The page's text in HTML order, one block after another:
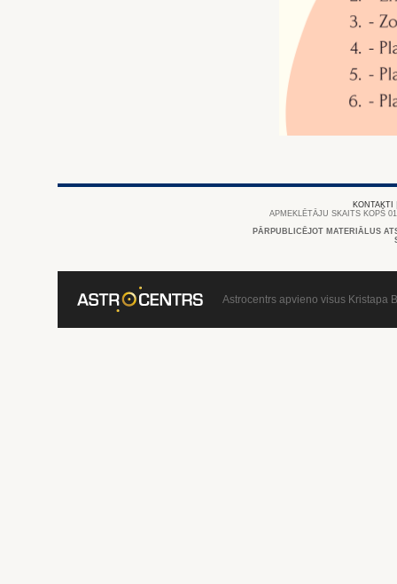
KONTAKTI
APMEKLĒTĀJU SKAITS KOPŠ
PĀRPUBLICĒJOT MATERIĀLUS
Astrocentrs apvieno visus Kristapa